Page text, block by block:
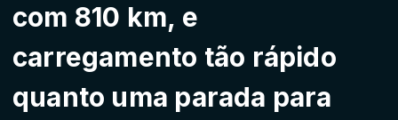
com 810 km, e
carregamento tão rápido
quanto uma parada para